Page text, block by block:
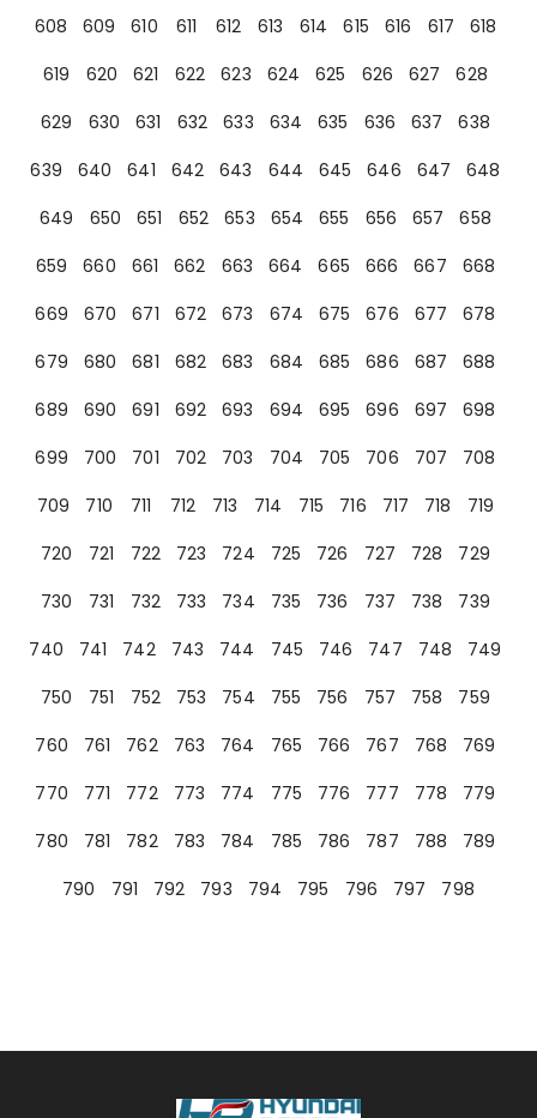
608
609 610 611 612 613 614 615 616 617
618
619
620 621 622 623 624 625 626 627
628
629
630 631 632 633 634 635 636 637
638
639
640 641 642 643 644 645 646 647
648
649
650 651 652 653 654 655 656 657
658
659
660 661 662 663 664 665 666 667
668
669
670 671 672 673 674 675 676 677
678
679
680 681 682 683 684 685 686 687
688
689
690 691 692 693 694 695 696 697
698
699
700 701 702 703 704 705 706 707
708
709
710 711 712 713 714 715 716 717 718
719
720
721 722 723 724 725 726 727 728
729
730
731 732 733 734 735 736 737 738
739
740
741 742 743 744 745 746 747 748
749
750
751 752 753 754 755 756 757 758
759
760
761 762 763 764 765 766 767 768
769
770
771 772 773 774 775 776 777 778
779
780
781 782 783 784 785 786 787 788
789
790
791 792 793 794 795 796 797 798